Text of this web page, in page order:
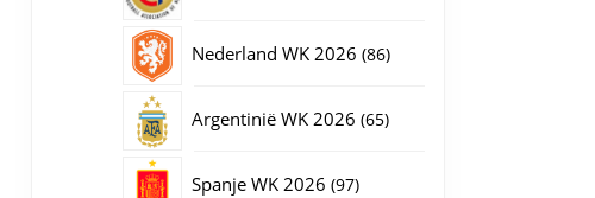
Nederland WK 2026 8686
Argentinië WK 2026 6565
Spanje WK 2026 9797